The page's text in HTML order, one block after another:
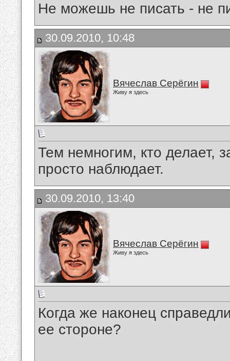
Не можешь не писать - не
30.09.2010, 10:48
Вячеслав Серёгин
Живу я здесь
Тем немногим, кто делает,
просто наблюдает.
30.09.2010, 13:40
Вячеслав Серёгин
Живу я здесь
Когда же наконец
ее стороне?